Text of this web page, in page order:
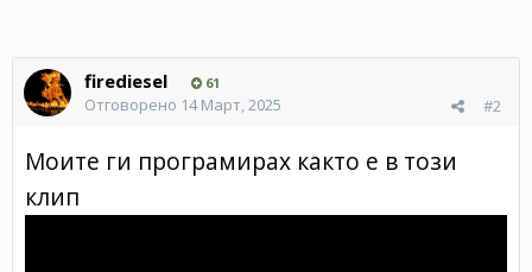
firediesel 61
#2
Отговорено 14 Март, 2025
Моите ги програмирах както е в този
клип